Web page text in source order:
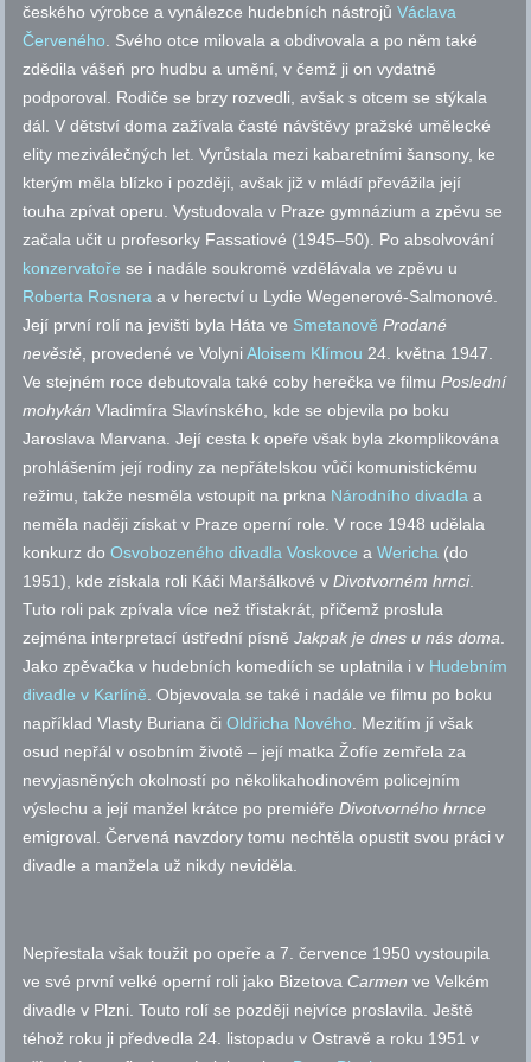
českého výrobce a vynálezce hudebních nástrojůVáclava
Červeného. Svého otce milovala a obdivovala a po něm také
zdědila vášeň pro hudbu a umění, v čemž ji on vydatně
podporoval. Rodiče se brzy rozvedli, avšak s otcem se stýkala
dál. V dětství doma zažívala časté návštěvy pražské umělecké
elity meziválečných let. Vyrůstala mezi kabaretními šansony, ke
kterým měla blízko i později, avšak již v mládí převážila její
touha zpívat operu. Vystudovala v Praze gymnázium a zpěvu se
začala učit u profesorky Fassatiové (1945–50). Po absolvování
konzervatoře se i nadále soukromě vzdělávala ve zpěvu u
Roberta Rosnera a v herectví u Lydie Wegenerové-Salmonové.
Její první rolí na jevišti byla Háta ve Smetanově Prodané
nevěstě, provedené ve VolyniAloisem Klímou 24. května 1947.
Ve stejném roce debutovala také coby herečka ve filmuPoslední
mohykán Vladimíra Slavínského, kde se objevila po boku
Jaroslava Marvana. Její cesta k opeře však byla zkomplikována
prohlášením její rodiny za nepřátelskou vůči komunistickému
režimu, takže nesměla vstoupit na prkna Národního divadla a
neměla naději získat v Praze operní role. V roce 1948 udělala
konkurz doOsvobozeného divadla Voskovce aWericha (do
1951), kde získala roli Káči Maršálkové vDivotvorném hrnci.
Tuto roli pak zpívala více než třistakrát, přičemž proslula
zejména interpretací ústřední písněJakpak je dnes u nás doma.
Jako zpěvačka v hudebních komediích se uplatnila i v Hudebním
divadle v Karlíně. Objevovala se také i nadále ve filmu po boku
například Vlasty Buriana čiOldřicha Nového. Mezitím jí však
osud nepřál v osobním životě – její matka Žofíe zemřela za
nevyjasněných okolností po několikahodinovém policejním
výslechu a její manžel krátce po premiéřeDivotvorného hrnce
emigroval. Červená navzdory tomu nechtěla opustit svou práci v
divadle a manžela už nikdy neviděla.
Nepřestala však toužit po opeře a 7. července 1950 vystoupila
ve své první velké operní roli jako Bizetova Carmen ve Velkém
divadle v Plzni. Touto rolí se později nejvíce proslavila. Ještě
téhož roku ji předvedla 24. listopadu v Ostravě a roku 1951 v